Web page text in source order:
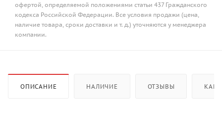
офертой, определяемой положениями статьи 437 Гражданского
кодекса Российской Федерации. Все условия продажи (цена,
наличие товара, сроки доставки и т. д.) уточняются у менеджера
компании.
ОПИСАНИЕ НАЛИЧИЕ ОТЗЫВЫ КАК